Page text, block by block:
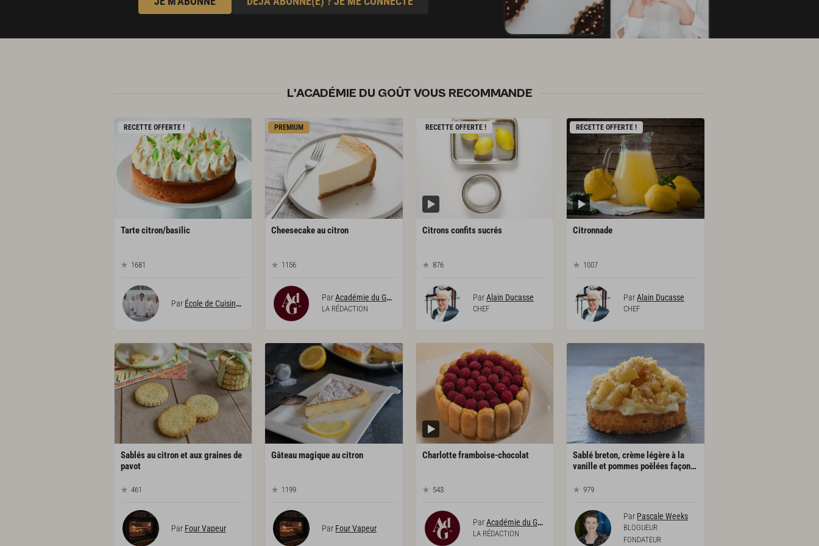
L'ACADÉMIE DU GOÛT VOUS RECOMMANDE
RECETTE OFFERTE !
Tartecitron/basilic
1681
Par École de Cuisine Alain Ducasse
PREMIUM
Cheesecakeaucitron
1156
ParAcadémie du Goût
LA RÉDACTION
RECETTE OFFERTE !
Citronsconfitssucrés
876
ParAlain Ducasse
CHEF
RECETTE OFFERTE !
Citronnade
1007
ParAlain Ducasse
CHEF
Sablés au citron et aux graines de
pavot
461
Par Four Vapeur
Gâteaumagiqueaucitron
1199
Par Four Vapeur
Charlotteframboise-chocolat
543
ParAcadémie du Goût
LA RÉDACTION
Sablé breton, crème légère à la
vanille et pommes poêlées façon tartelette
979
Par Pascale Weeks
BLOGUEUR
FONDATEUR